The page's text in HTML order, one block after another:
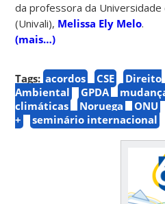
da professora da Universidade
(Univali), Melissa Ely Melo.
(mais…)
Tags: acordos CSE
Direito
Ambiental
GPDA
climáticas
Noruega ONU
+
seminário internacional